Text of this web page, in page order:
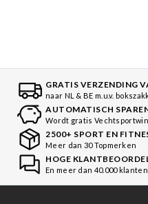
GRATIS VERZENDING
naar NL & BE m.u.v.
AUTOMATISCH
Wordt gratis
2500+ SPORT EN
Meer dan 30 Topmerken
HOGE
En meer dan 40.000 klanten